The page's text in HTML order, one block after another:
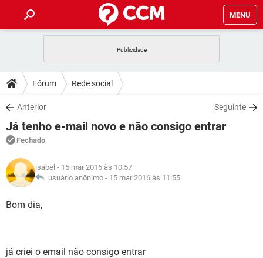
MENU
CELULAR
OUTLOOK
INSTAGRAM GMAIL
GUIA DE COMPRAS
DICAS
JOGOS
OUTLOOK
INSTAGRAM
GUIA DE COMPRAS
DOWNLOADS
JOGOS WHATSAPP
CELULAR
OUTLOOK
INSTAGRAM
GUIA DE COMPRAS
FÓRUM
JOGOS
CELULAR FACEBOOK
GLOSSÁRIO
JOGOS
CELULAR
INSTAGRAM
Fórum Rede social
Anterior Seguinte
Já tenho e-mail novo e não consigo entrar
Fechado
isabel - 15 mar 2016 às 10:57
usuário anônimo - 15 mar 2016 às 11:55
Bom dia,
já criei o email não consigo entrar